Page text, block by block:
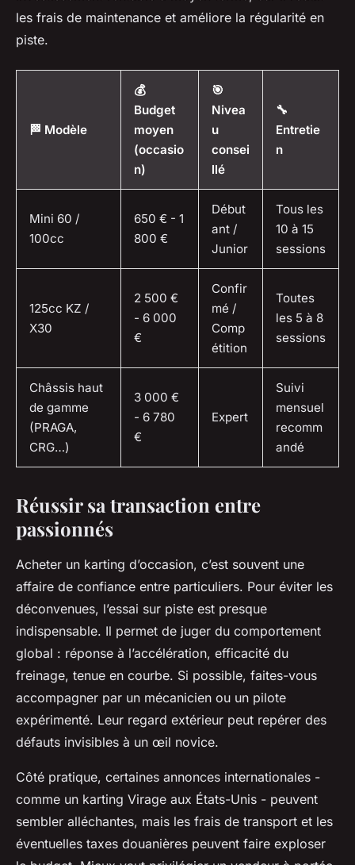
les frais de maintenance et améliore la régularité en
piste.
🏁 Modèle
💰
Budget
moyen
(occasio
n)
🎯
Nivea
u
consei
llé
🔧
Entretie
n
Mini 60 /
100cc
650 € - 1
800 €
Début
ant /
Junior
Tous les
10 à 15
sessions
125cc KZ /
X30
2 500 €
- 6 000
€
Confir
mé /
Comp
étition
Toutes
les 5 à 8
sessions
Châssis haut
de gamme
(PRAGA,
CRG…)
3 000 €
- 6 780
€
Expert
Suivi
mensuel
recomm
andé
Réussir sa transaction entre
passionnés
Acheter un karting d’occasion, c’est souvent une
affaire de confiance entre particuliers. Pour éviter les
déconvenues, l’essai sur piste est presque
indispensable. Il permet de juger du comportement
global : réponse à l’accélération, efficacité du
freinage, tenue en courbe. Si possible, faites-vous
accompagner par un mécanicien ou un pilote
expérimenté. Leur regard extérieur peut repérer des
défauts invisibles à un œil novice.
Côté pratique, certaines annonces internationales -
comme un karting Virage aux États-Unis - peuvent
sembler alléchantes, mais les frais de transport et les
éventuelles taxes douanières peuvent faire exploser